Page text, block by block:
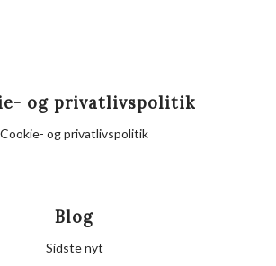
og privatlivspolitik
Cookie- og privatlivspolitik
Blog
Sidste nyt